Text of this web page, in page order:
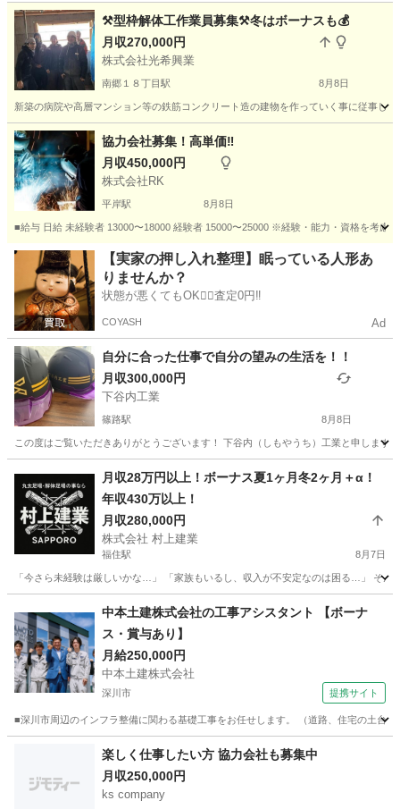
⚒️型枠解体工作業員募集⚒️冬はボーナスも💰️
月収270,000円
株式会社光希興業
南郷１８丁目駅 8月8日
新築の病院や高層マンション等の鉄筋コンクリート造の建物を作っていく事に従事
北海道 札幌市 南郷１８丁目駅 大工
協力会社募集！高単価‼︎
月収450,000円
株式会社RK
平岸駅 8月8日
■給与 日給 未経験者 13000〜18000 経験者 15000〜25000 ※経験・能力・資格を考慮
北海道 札幌市 平岸駅 土木 協力会社
【実家の押し入れ整理】眠っている人形あ
りませんか？
状態が悪くてもOK🙆‍♀️査定0円‼️
COYASH Ad
自分に合った仕事で自分の望みの生活を！！
月収300,000円
下谷内工業
篠路駅 8月8日
この度はご覧いただきありがとうございます！ 下谷内（しもやうち）工業と申しま
篠路駅 土木
月収28万円以上！ボーナス夏1ヶ月冬2ヶ月＋α！
年収430万以上！
月収280,000円
株式会社 村上建業
福住駅 8月7日
「今さら未経験は厳しいかな…」 「家族もいるし、収入が不安定なのは困る…」 そ
福住駅 鳶職 足場
中本土建株式会社の工事アシスタント 【ボーナ
ス・賞与あり】
月給250,000円
中本土建株式会社
深川市 提携サイト
■深川市周辺のインフラ整備に関わる基礎工事をお任せします。 （道路、住宅の土台
施工管理
楽しく仕事したい方 協力会社も募集中
月収250,000円
ks company